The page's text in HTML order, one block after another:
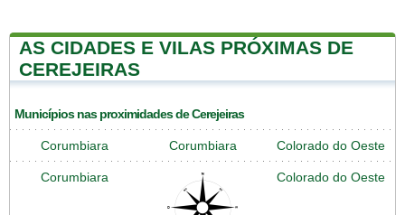
AS CIDADES E VILAS PRÓXIMAS DE
CEREJEIRAS
Municípios nas proximidades de Cerejeiras
Corumbiara Corumbiara Colorado do Oeste
Corumbiara Colorado do Oeste